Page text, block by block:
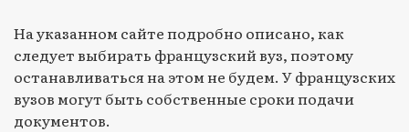
На указанном сайте подробно описано, как
следует выбирать французский вуз, поэтому
останавливаться на этом не будем. У французских
вузов могут быть собственные сроки подачи
документов.